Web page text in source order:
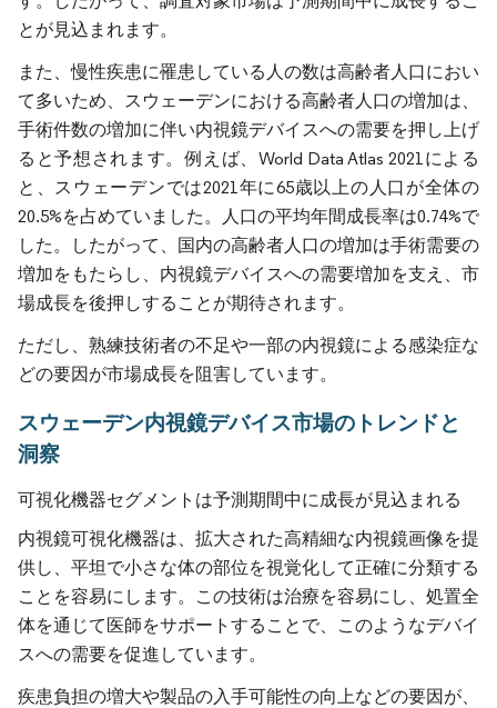
とが見込まれます。
また、慢性疾患に罹患している人の数は高齢者人口におい
て多いため、スウェーデンにおける高齢者人口の増加は、
手術件数の増加に伴い内視鏡デバイスへの需要を押し上げ
ると予想されます。例えば、World Data Atlas 2021による
と、スウェーデンでは2021年に65歳以上の人口が全体の
20.5%を占めていました。人口の平均年間成長率は0.74%で
した。したがって、国内の高齢者人口の増加は手術需要の
増加をもたらし、内視鏡デバイスへの需要増加を支え、市
場成長を後押しすることが期待されます。
ただし、熟練技術者の不足や一部の内視鏡による感染症な
どの要因が市場成長を阻害しています。
スウェーデン内視鏡デバイス市場のトレンドと
洞察
可視化機器セグメントは予測期間中に成長が見込まれる
内視鏡可視化機器は、拡大された高精細な内視鏡画像を提
供し、平坦で小さな体の部位を視覚化して正確に分類する
ことを容易にします。この技術は治療を容易にし、処置全
体を通じて医師をサポートすることで、このようなデバイ
スへの需要を促進しています。
疾患負担の増大や製品の入手可能性の向上などの要因が、